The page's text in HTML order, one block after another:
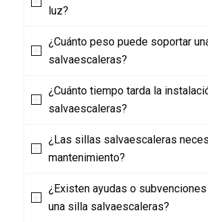
luz?
¿Cuánto peso puede soportar
salvaescaleras?
¿Cuánto tiempo tarda la
salvaescaleras?
¿Las sillas salvaescaleras
mantenimiento?
¿Existen ayudas o
una silla salvaescaleras?